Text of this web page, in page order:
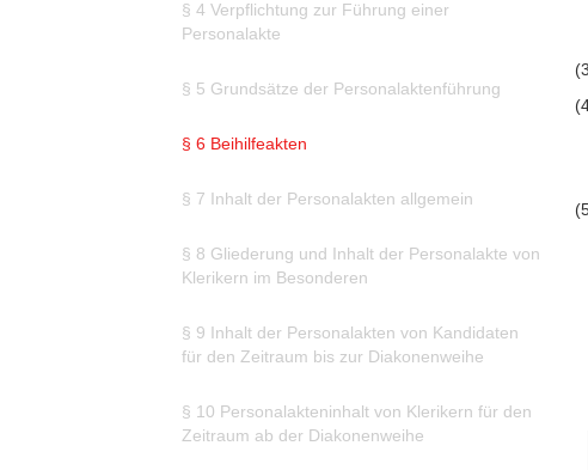
§ 4 Verpflichtung zur Führung einer
Personalakte
§ 5 Grundsätze der Personalaktenführung
§ 6 Beihilfeakten
§ 7 Inhalt der Personalakten allgemein
§ 8 Gliederung und Inhalt der Personalakte von
Klerikern im Besonderen
§ 9 Inhalt der Personalakten von Kandidaten
für den Zeitraum bis zur Diakonenweihe
§ 10 Personalakteninhalt von Klerikern für den
Zeitraum ab der Diakonenweihe